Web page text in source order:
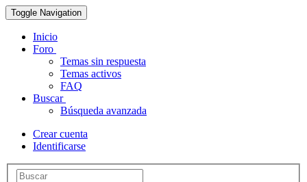
Toggle Navigation
Inicio
Foro
Temas sin respuesta
Temas activos
FAQ
Buscar
Búsqueda avanzada
Crear cuenta
Identificarse